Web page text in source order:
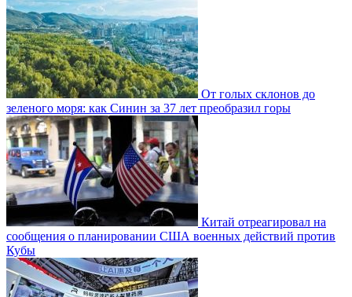
От голых склонов до
зеленого моря: как Синин за 37 лет преобразил горы
Китай отреагировал на
сообщения о планировании США военных действий против
Кубы